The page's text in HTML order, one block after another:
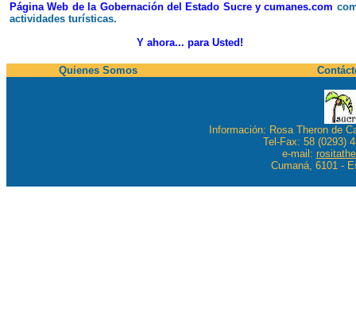
Página Web de la Gobernación del Estado Sucre y cumanes.com
actividades turísticas.
Y ahora... para Usted!
Quienes Somos
Información: Rosa Theron de
Tel-Fax: 58 (0293)
e-mail:
Cumaná, 6101 -